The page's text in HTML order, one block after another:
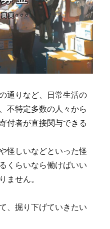
通りなど、日常生活の
不特定多数の人々から
付者が直接関与できる
怪しいなどといった怪
くらいなら働けばいい
ません。
、掘り下げていきたい